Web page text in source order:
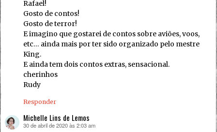
Rafael!
Gosto de contos!
Gosto de terror!
E imagino que gostarei de contos sobre aviões, voos,
etc… ainda mais por ter sido organizado pelo mestre
King.
E ainda tem dois contos extras, sensacional.
cherinhos
Rudy
Responder
Michelle Lins de Lemos
disse:
30 de abril de 2020 às 2:03 am